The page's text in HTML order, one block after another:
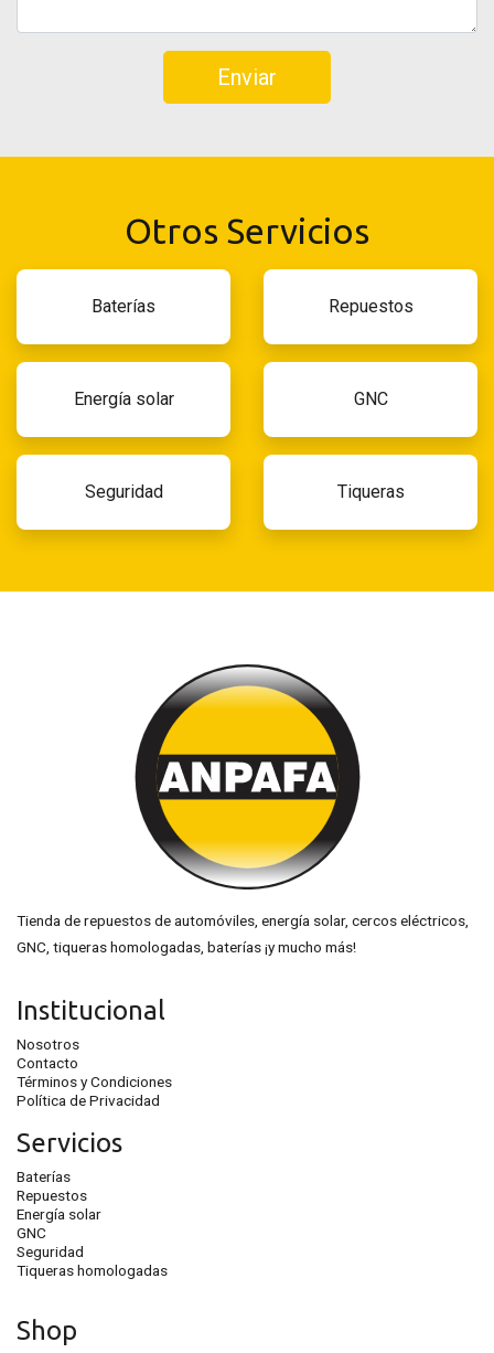
Enviar
Otros Servicios
Baterías Repuestos
Energía solar GNC
Seguridad Tiqueras
Tienda de repuestos de automóviles, energía solar, cercos eléctricos,
GNC, tiqueras homologadas, baterías ¡y mucho más!
Institucional
Nosotros
Contacto
Términos y Condiciones
Política de Privacidad
Servicios
Baterías
Repuestos
Energía solar
GNC
Seguridad
Tiqueras homologadas
Shop